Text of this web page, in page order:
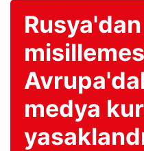
medya